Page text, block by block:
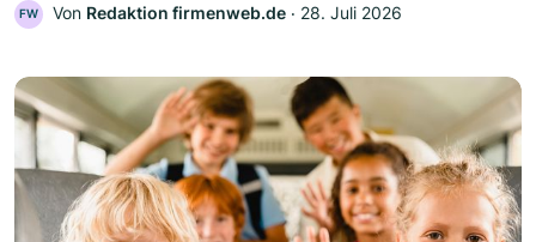
FW Von Redaktion firmenweb.de ‧ 28. Juli 2026